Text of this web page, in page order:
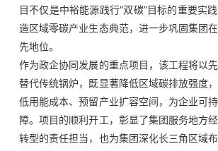
目不仅是中裕能源践行“双碳”目标的重要实
造区域零碳产业生态典范，进一步巩固集团
先地位。
作为政企协同发展的重点项目，该工程将以
替代传统锅炉，既显著降低区域碳排放强度
低用能成本、预留产业扩容空间，为企业可
障。项目的顺利开工，彰显了集团服务地方
转型的责任担当，也为集团深化长三角区域